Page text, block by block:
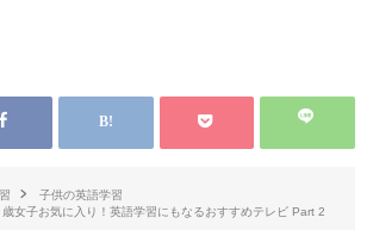
子供の英語学習
歳女子お気に入り！英語学習にもなるおすすめテレビ Part 2